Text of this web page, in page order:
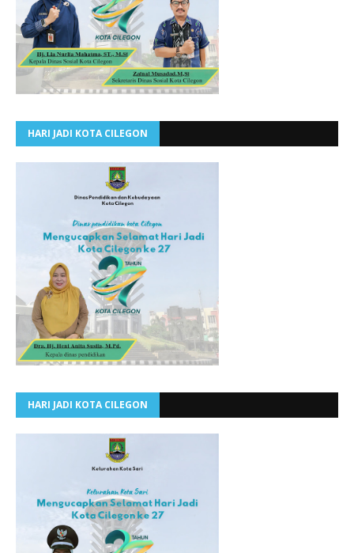
HARI JADI KOTA CILEGON
HARI JADI KOTA CILEGON